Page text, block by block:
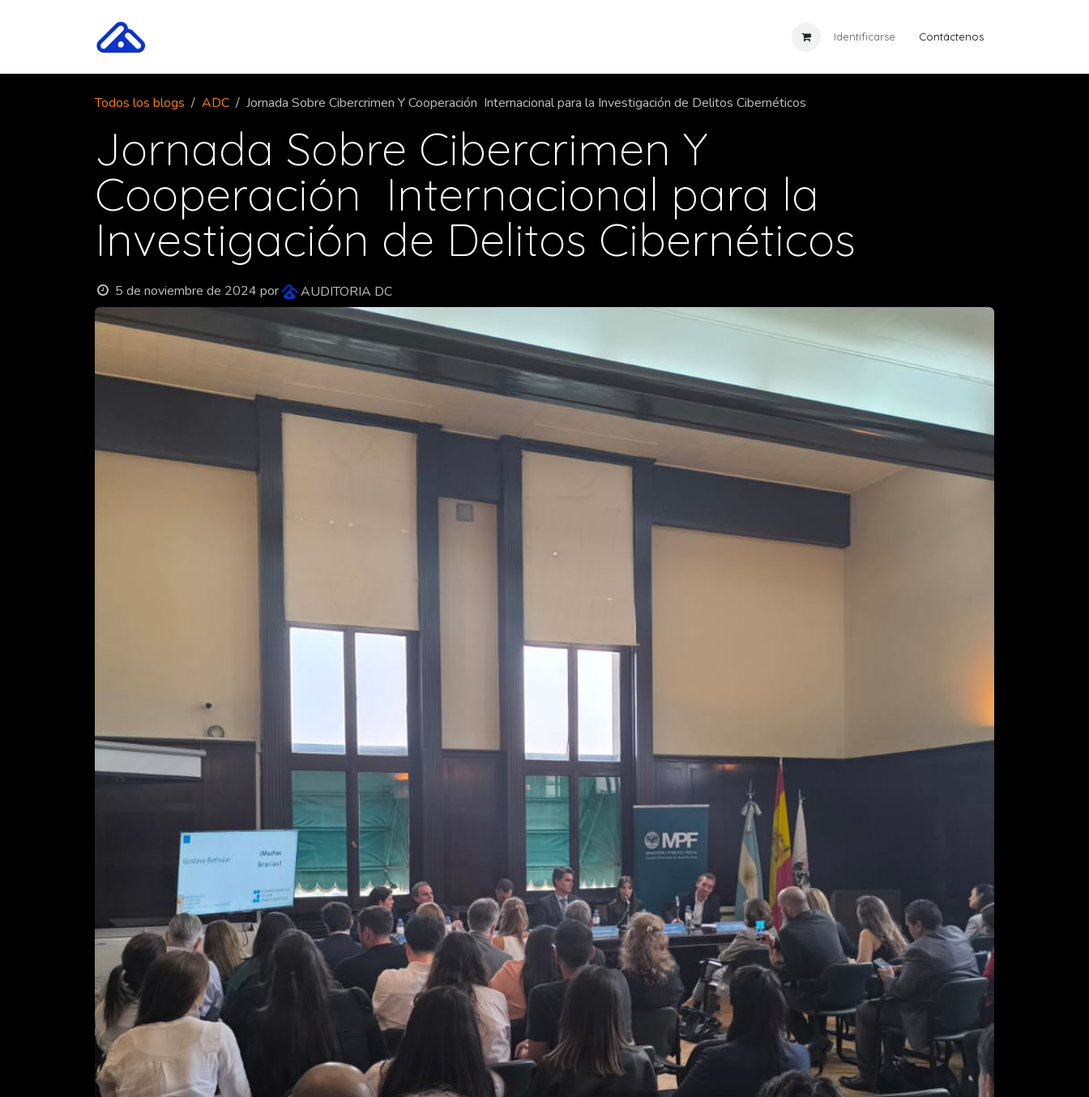
Eventos Cursos Noticias
Identificarse Contáctenos
Todos los blogs ADC Jornada Sobre Cibercrimen Y Cooperación Internacional para la Investigación de Delitos Cibernéticos
Jornada Sobre Cibercrimen Y
Cooperación Internacional para la
Investigación de Delitos Cibernéticos
5 de noviembre de 2024 por AUDITORIA DC